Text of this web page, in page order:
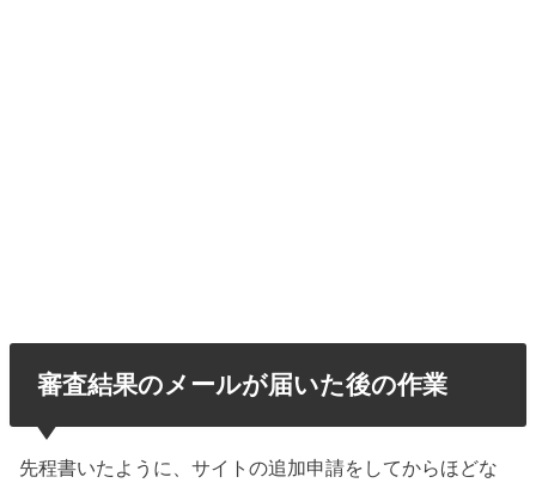
審査結果のメールが届いた後の作業
先程書いたように、サイトの追加申請をしてからほどな